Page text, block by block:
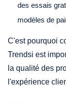
des essais
modèles de
C'est pourquoi
Trendsi est
la qualité des
l'expérience